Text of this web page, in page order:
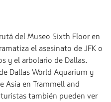
del Museo Sixth Floor en
el asesinato de JFK o
y el arbolario de Dallas.
Dallas World Aquarium y
Asia en Trammell and
también pueden ver